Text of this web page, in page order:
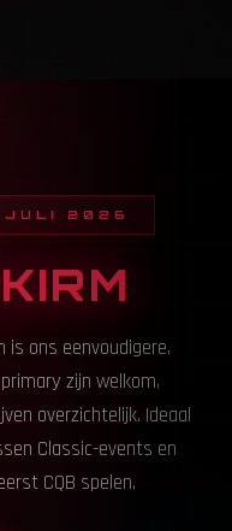
JULI 2026
is ons eenvoudigere,
zijn welkom,
overzichtelijk. Ideaal
Classic-events en
CQB spelen.